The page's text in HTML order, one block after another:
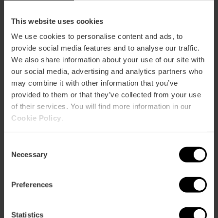
This website uses cookies
We use cookies to personalise content and ads, to
provide social media features and to analyse our traffic.
We also share information about your use of our site with
our social media, advertising and analytics partners who
may combine it with other information that you’ve
provided to them or that they’ve collected from your use
of their services. You will find more information in our
Cookie Policy
Selection
Necessary
Preferences
Statistics
Serveis
Cafeteria
WC adaptats
Llibreria